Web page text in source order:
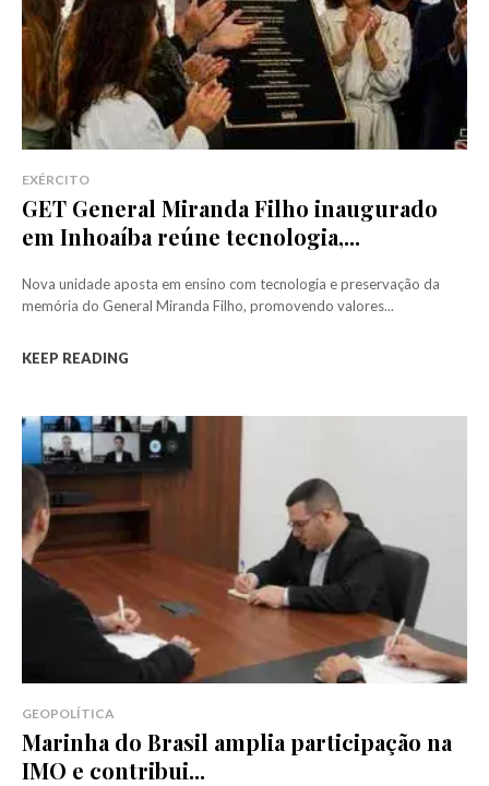
EXÉRCITO
GET General Miranda Filho inaugurado
em Inhoaíba reúne tecnologia,...
Nova unidade aposta em ensino com tecnologia e preservação da
memória do General Miranda Filho, promovendo valores...
KEEP READING
GEOPOLÍTICA
Marinha do Brasil amplia participação na
IMO e contribui...